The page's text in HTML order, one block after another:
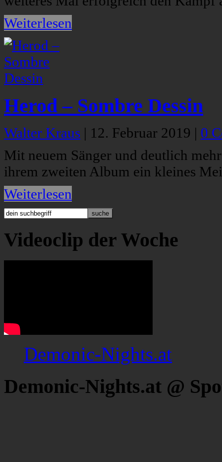
Weiterlesen
Herod – Sombre Dessin
Walter Kraus | 12. Februar 2019 | 0
Mit neuem Sänger und deutlich
ihrem zweiten Album ein kleines
Weiterlesen
Videoclip der Woche
Demonic-Nights.at
Demonic-Nights.at @